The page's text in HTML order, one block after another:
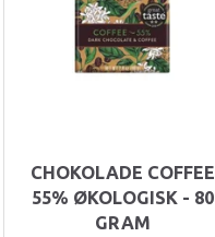
CHOKOLADE COFFEE
55% ØKOLOGISK - 80
GRAM